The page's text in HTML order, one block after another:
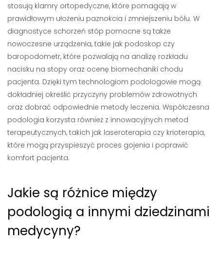
stosują klamry ortopedyczne, które pomagają w
prawidłowym ułożeniu paznokcia i zmniejszeniu bólu. W
diagnostyce schorzeń stóp pomocne są także
nowoczesne urządzenia, takie jak podoskop czy
baropodometr, które pozwalają na analizę rozkładu
nacisku na stopy oraz ocenę biomechaniki chodu
pacjenta. Dzięki tym technologiom podologowie mogą
dokładniej określić przyczyny problemów zdrowotnych
oraz dobrać odpowiednie metody leczenia. Współczesna
podologia korzysta również z innowacyjnych metod
terapeutycznych, takich jak laseroterapia czy krioterapia,
które mogą przyspieszyć proces gojenia i poprawić
komfort pacjenta.
Jakie są różnice między
podologią a innymi dziedzinami
medycyny?